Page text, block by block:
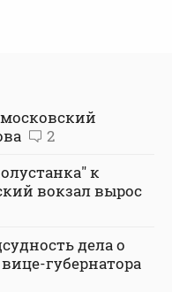
2
к
вокзал вырос
дела о
губернатора